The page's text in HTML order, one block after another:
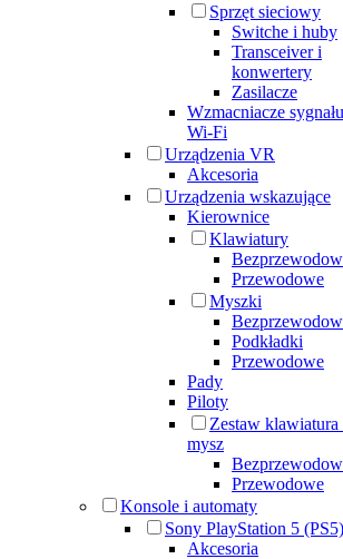
Sprzęt sieciowy
Switche i huby
Transceiver i
konwertery
Zasilacze
Wzmacniacze sygnału
Wi-Fi
Urządzenia VR
Akcesoria
Urządzenia wskazujące
Kierownice
Klawiatury
Przewodowe
Myszki
Podkładki
Przewodowe
Pady
Piloty
Zestaw klawiatura
mysz
Przewodowe
Konsole i automaty
Sony PlayStation 5 (PS5)
Akcesoria